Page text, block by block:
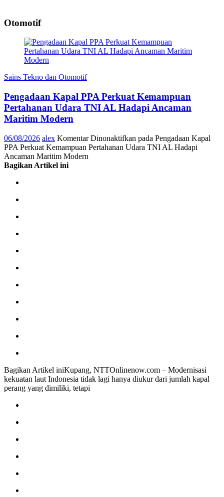
Otomotif
Sains Tekno dan Otomotif
Pengadaan Kapal PPA Perkuat Kemampuan
Pertahanan Udara TNI AL Hadapi Ancaman
Maritim Modern
06/08/2026 alex Komentar Dinonaktifkan pada Pengadaan Kapal
PPA Perkuat Kemampuan Pertahanan Udara TNI AL Hadapi
Ancaman Maritim Modern
Bagikan Artikel ini
Bagikan Artikel iniKupang, NTTOnlinenow.com – Modernisasi
kekuatan laut Indonesia tidak lagi hanya diukur dari jumlah kapal
perang yang dimiliki, tetapi